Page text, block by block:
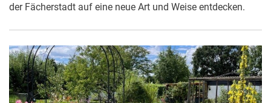
der Fächerstadt auf eine neue Art und Weise entdecken.